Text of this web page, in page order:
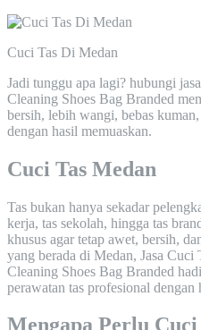
Cuci Tas Di Medan
Jadi tunggu apa lagi? hubungi
Cleaning Shoes Bag Branded
bersih, lebih wangi, bebas
dengan hasil memuaskan.
Cuci Tas Medan
Tas bukan hanya sekadar
kerja, tas sekolah, hingga tas
khusus agar tetap awet, bersih,
yang berada di Medan, Jasa Cuci
Cleaning Shoes Bag Branded
perawatan tas profesional dengan
Mengapa Perlu Cuci